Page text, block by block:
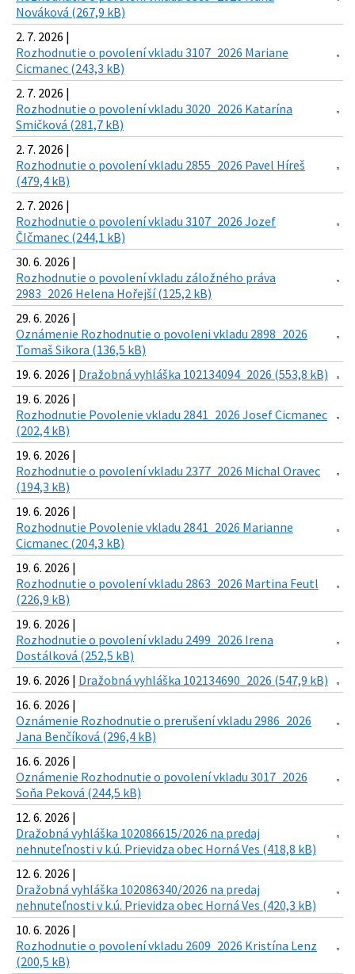
Nováková (267,9 kB)
2. 7. 2026 |
Rozhodnutie o povolení vkladu 3107_2026 Mariane
Cicmanec (243,3 kB)
2. 7. 2026 |
Rozhodnutie o povolení vkladu 3020_2026 Katarína
Smičková (281,7 kB)
2. 7. 2026 |
Rozhodnutie o povolení vkladu 2855_2026 Pavel Híreš
(479,4 kB)
2. 7. 2026 |
Rozhodnutie o povolení vkladu 3107_2026 Jozef
ČIčmanec (244,1 kB)
30. 6. 2026 |
Rozhodnutie o povolení vkladu záložného práva
2983_2026 Helena Hořejší (125,2 kB)
29. 6. 2026 |
Oznámenie Rozhodnutie o povoleni vkladu 2898_2026
Tomaš Sikora (136,5 kB)
19. 6. 2026 | Dražobná vyhláška 102134094_2026 (553,8 kB)
19. 6. 2026 |
Rozhodnutie Povolenie vkladu 2841_2026 Josef Cicmanec
(202,4 kB)
19. 6. 2026 |
Rozhodnutie o povolení vkladu 2377_2026 Michal Oravec
(194,3 kB)
19. 6. 2026 |
Rozhodnutie Povolenie vkladu 2841_2026 Marianne
Cicmanec (204,3 kB)
19. 6. 2026 |
Rozhodnutie o povolení vkladu 2863_2026 Martina Feutl
(226,9 kB)
19. 6. 2026 |
Rozhodnutie o povolení vkladu 2499_2026 Irena
Dostálková (252,5 kB)
19. 6. 2026 | Dražobná vyhláška 102134690_2026 (547,9 kB)
16. 6. 2026 |
Oznámenie Rozhodnutie o prerušení vkladu 2986_2026
Jana Benčíková (296,4 kB)
16. 6. 2026 |
Oznámenie Rozhodnutie o povolení vkladu 3017_2026
Soňa Peková (244,5 kB)
12. 6. 2026 |
Dražobná vyhláška 102086615/2026 na predaj
nehnuteľnosti v k.ú. Prievidza obec Horná Ves (418,8 kB)
12. 6. 2026 |
Dražobná vyhláška 102086340/2026 na predaj
nehnuteľnosti v k.ú. Prievidza obec Horná Ves (420,3 kB)
10. 6. 2026 |
Rozhodnutie o povolení vkladu 2609_2026 Kristína Lenz
(200,5 kB)